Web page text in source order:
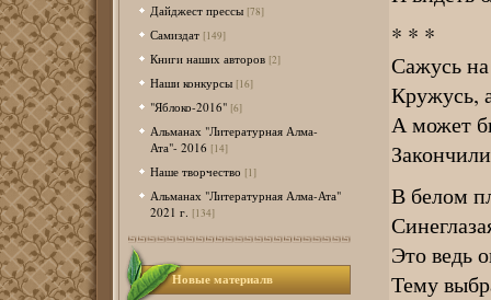
Дайджест прессы [78]
Самиздат [149]
Книги наших авторов [2]
Наши конкурсы [16]
"Яблоко-2016" [6]
Альманах "Литературная Алма-
Ата"- 2016 [14]
Наше творчество [1]
Альманах "Литературная Алма-Ата"
2021 г. [134]
Новые материалв
* * *
Сажусь на
Кружусь,
А может
В белом
Это ведь
Тему